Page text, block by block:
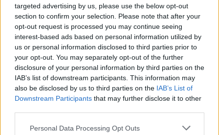
targeted advertising by us, please use the below opt-out
section to confirm your selection. Please note that after your
opt-out request is processed you may continue seeing
interest-based ads based on personal information utilized by
us or personal information disclosed to third parties prior to
your opt-out. You may separately opt-out of the further
disclosure of your personal information by third parties on the
IAB’s list of downstream participants. This information may
also be disclosed by us to third parties on the IAB’s List of
Downstream Participants that may further disclose it to other
Personal Data Processing Opt Outs
Pasak sinoptikės, pirmadienį situacija keisis.
Iš šiaurės vakarų, per Skandinaviją, link
Baltijos šalių plėsis drėgnesnio ir neramesnio
ciklono Karolina slėnis, kartu su šaltojo
atmosferos fronto debesimis.
„Su rytine šio slėnio dalimi, su pietiniais oro
srautais, pirmadienio dieną žymiai šiltesnis
oras plūs, vėl gerokai šils, bet trumpam“, –